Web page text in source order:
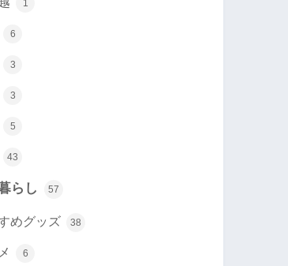
1
6
3
3
5
43
らし 57
めグッズ 38
6